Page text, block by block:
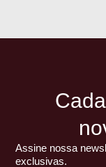
Assine nossa
exclusivas.